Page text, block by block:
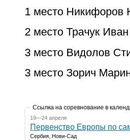
1 место Никифоров
2 место Трачук
3 место Видолов
3 место Зорич
Ссылка на соревнование в
19—24 апреля
Первенство Европы по
Сербия, Нови-Сад